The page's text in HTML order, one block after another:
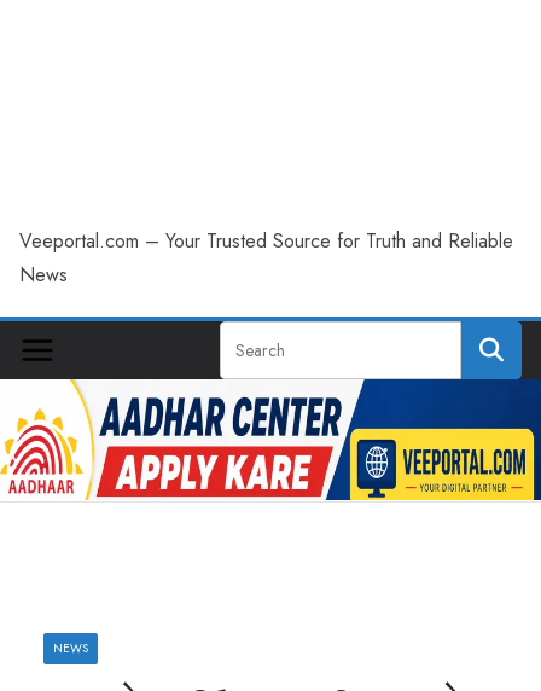
Veeportal.com – Your Trusted Source for Truth and Reliable
News
NEWS